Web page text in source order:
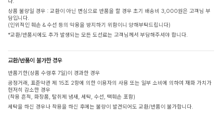
다.
상품 불량일 경우 : 교환이 아닌 변심으로 반품을 할 경우 초기 배송비 3,000원은 고객님 부
담입니다.
(인위적인 훼손 & 수선 등의 악용을 방지하기 위함이니 양해부탁드립니다)
*교환/반품시에도 추가 발생되는 모든 도선료는 고객님께서 부담해주셔야 합니다.
교환/반품이 불가한 경우
반품기한(상품 수령후 7일)이 경과한 경우
공정거래, 표준약관 제 15조 2항에 의한 이용자의 사용 또는 일부 소비에 의하여 재화 가치가
현저히 감소한 경우
(착용 흔적, 화장품, 탈취제 냄새, 세탁, 수선, 택훼손 포함)
세탁을 하신 경우나 착용을 하신 후에는 불량이 발견되어도 교환/반품이 불가합니다.